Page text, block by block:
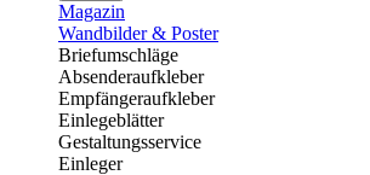
Magazin
Wandbilder & Poster
Briefumschläge
Absenderaufkleber
Empfängeraufkleber
Einlegeblätter
Gestaltungsservice
Einleger